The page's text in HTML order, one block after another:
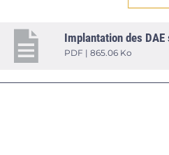
Implantation des
PDF | 865.06 Ko